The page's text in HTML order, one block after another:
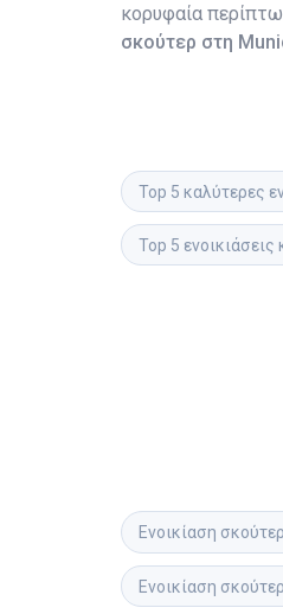
κορυφαία
σκούτερ στη
Top 5 καλύτερες
Top 5
Ενοικίαση σκούτερ
Ενοικίαση σκούτερ